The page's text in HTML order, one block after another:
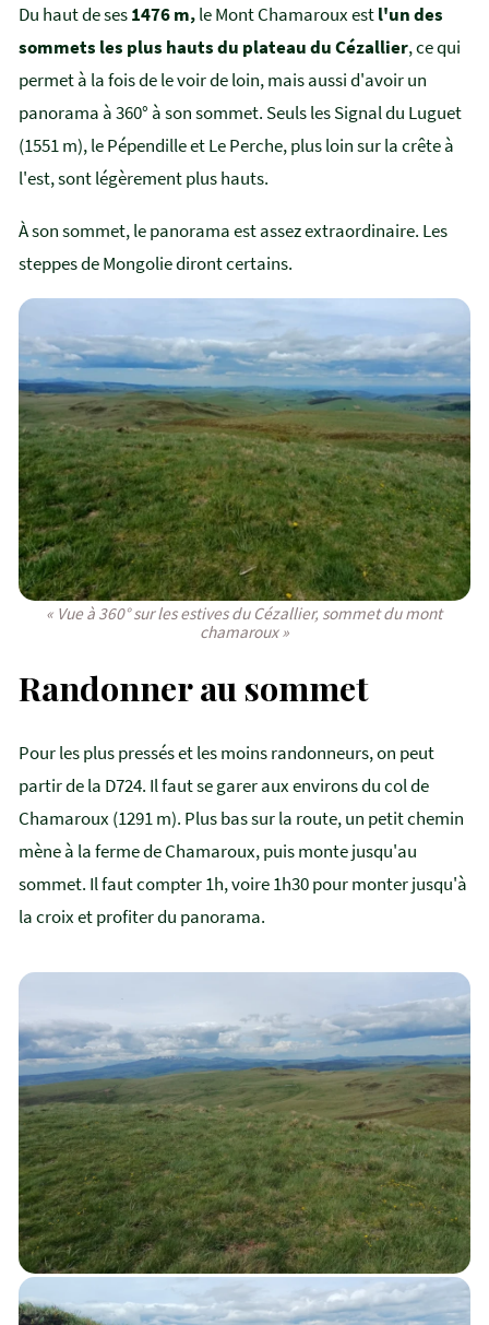
Du haut de ses1476 m,le Mont Chamaroux estl'un des
sommets les plus hauts du plateau du Cézallier, ce qui
permet à la fois de le voir de loin, mais aussi d'avoir un
panorama à 360° à son sommet. Seuls les Signal du Luguet
(1551 m), le Pépendille et Le Perche, plus loin sur la crête à
l'est, sont légèrement plus hauts.
À son sommet, le panorama est assez extraordinaire. Les
steppes de Mongolie diront certains.
« Vue à 360° sur les estives du Cézallier, sommet du mont
chamaroux »
Randonner au sommet
Pour les plus pressés et les moins randonneurs, on peut
partir de la D724. Il faut se garer aux environs du col de
Chamaroux (1291 m). Plus bas sur la route, un petit chemin
mène à la ferme de Chamaroux, puis monte jusqu'au
sommet. Il faut compter 1h, voire 1h30 pour monter jusqu'à
la croix et profiter du panorama.